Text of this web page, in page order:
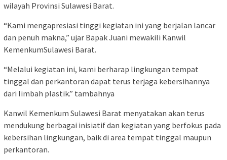
wilayah Provinsi Sulawesi Barat.
“Kami mengapresiasi tinggi kegiatan ini yang berjalan lancar
dan penuh makna,” ujar Bapak Juani mewakili Kanwil
KemenkumSulawesi Barat.
“Melalui kegiatan ini, kami berharap lingkungan tempat
tinggal dan perkantoran dapat terus terjaga kebersihannya
dari limbah plastik.” tambahnya
Kanwil Kemenkum Sulawesi Barat menyatakan akan terus
mendukung berbagai inisiatif dan kegiatan yang berfokus pada
kebersihan lingkungan, baik di area tempat tinggal maupun
perkantoran.